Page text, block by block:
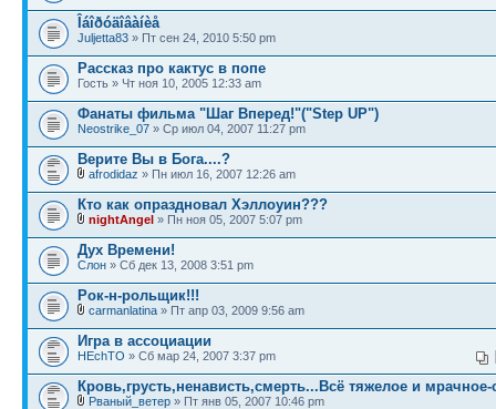
Îáîðóäîâàíèå
Juljetta83 » Пт сен 24, 2010 5:50 pm
Рассказ про кактус в попе
Гость » Чт ноя 10, 2005 12:33 am
Фанаты фильма "Шаг Вперед!"("Step UP")
Neostrike_07 » Ср июл 04, 2007 11:27 pm
Верите Вы в Бога....?
afrodidaz » Пн июл 16, 2007 12:26 am
Кто как опраздновал Хэллоуин???
nightAngel » Пн ноя 05, 2007 5:07 pm
Дух Времени!
Слон » Сб дек 13, 2008 3:51 pm
Рок-н-рольщик!!!
carmanlatina » Пт апр 03, 2009 9:56 am
Игра в ассоциации
HEchTO » Сб мар 24, 2007 3:37 pm
Кровь,грусть,ненависть,смерть...Всё тяжелое и
Рваный_ветер » Пт янв 05, 2007 10:46 pm